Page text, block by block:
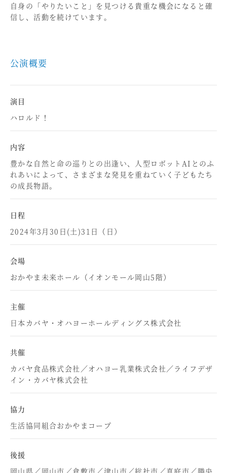
自身の「やりたいこと」を見つける貴重な機会になると確
信し、活動を続けています。
公演概要
演目
ハロルド！
内容
豊かな自然と命の巡りとの出逢い、人型ロボットAIとのふ
れあいによって、さまざまな発見を重ねていく子どもたち
の成長物語。
日程
2024年3月30日(土)31日（日）
会場
おかやま未来ホール（イオンモール岡山5階）
主催
日本カバヤ・オハヨーホールディングス株式会社
共催
カバヤ食品株式会社／オハヨー乳業株式会社／ライフデザ
イン・カバヤ株式会社
協力
生活協同組合おかやまコープ
後援
岡山県／岡山市／倉敷市／津山市／総社市／真庭市／勝央